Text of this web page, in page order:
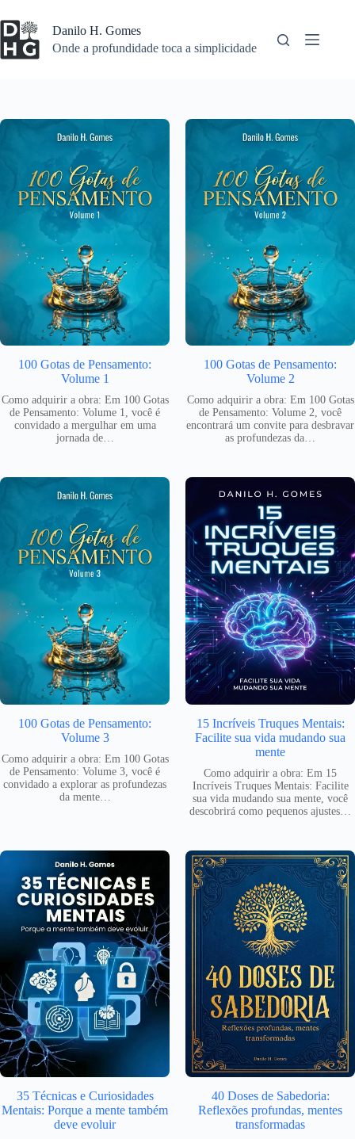
para
o
conteúdo
Danilo H. Gomes
Onde a profundidade toca a simplicidade
100 Gotas de Pensamento:
Volume 1
Como adquirir a obra: Em 100 Gotas
de Pensamento: Volume 1, você é
convidado a mergulhar em uma
jornada de…
100 Gotas de Pensamento:
Volume 2
Como adquirir a obra: Em 100 Gotas
de Pensamento: Volume 2, você
encontrará um convite para desbravar
as profundezas da…
100 Gotas de Pensamento:
Volume 3
Como adquirir a obra: Em 100 Gotas
de Pensamento: Volume 3, você é
convidado a explorar as profundezas
da mente…
15 Incríveis Truques Mentais:
Facilite sua vida mudando sua
mente
Como adquirir a obra: Em 15
Incríveis Truques Mentais: Facilite
sua vida mudando sua mente, você
descobrirá como pequenos ajustes…
35 Técnicas e Curiosidades
Mentais: Porque a mente também
deve evoluir
40 Doses de Sabedoria:
Reflexões profundas, mentes
transformadas